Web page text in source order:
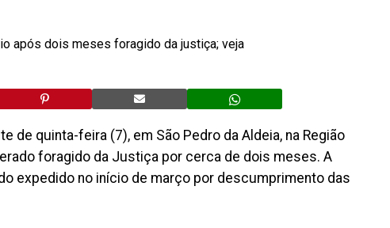
de quinta-feira (7), em São Pedro da Aldeia, na Região
foragido da Justiça por cerca de dois meses. A
expedido no início de março por descumprimento das